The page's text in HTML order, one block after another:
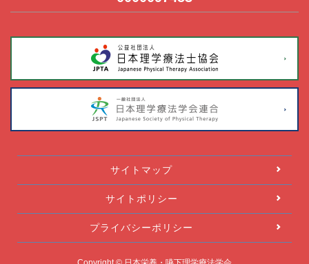
サイトマップ
サイトポリシー
プライバシーポリシー